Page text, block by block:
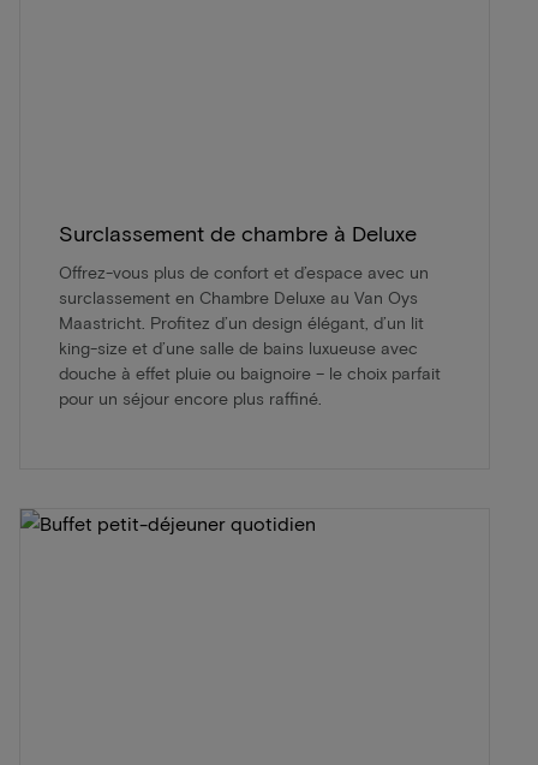
Surclassement de chambre à Deluxe
Offrez-vous plus de confort et d’espace avec un
surclassement en Chambre Deluxe au Van Oys
Maastricht. Profitez d’un design élégant, d’un lit
king-size et d’une salle de bains luxueuse avec
douche à effet pluie ou baignoire – le choix parfait
pour un séjour encore plus raffiné.